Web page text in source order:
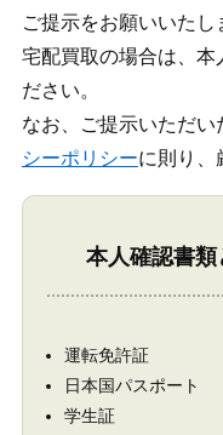
ご提示をお願いいたし
宅配買取の場合は、本
ださい。
なお、ご提示いただ
シーポリシーに則り、
本人確認書
運転免許証
日本国パスポート
学生証